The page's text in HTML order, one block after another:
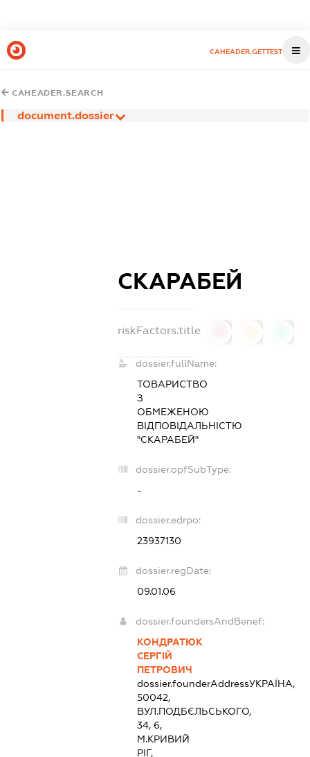
CAHEADER.GETTEST
CAHEADER.SEARCH
document.dossier
СКАРАБЕЙ
riskFactors.title
dossier.fullName:
ТОВАРИСТВО
З
ОБМЕЖЕНОЮ
ВІДПОВІДАЛЬНІСТЮ
"СКАРАБЕЙ"
dossier.opfSubType:
-
dossier.edrpo:
23937130
dossier.regDate:
09.01.06
dossier.foundersAndBenef:
КОНДРАТЮК
СЕРГІЙ
ПЕТРОВИЧ
dossier.founderAddressУКРАЇНА,
50042,
ВУЛ.ПОДБЄЛЬСЬКОГО,
34, 6,
М.КРИВИЙ
РІГ,